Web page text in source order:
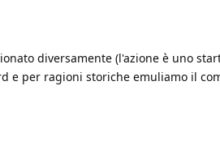
diversamente (l'azione è uno
e per ragioni storiche emuliamo il